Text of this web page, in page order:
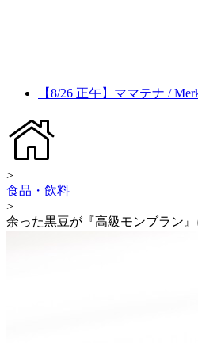
【8/26 正午】ママテナ /
>
食品・飲料
>
余った黒豆が『高級モンブラン